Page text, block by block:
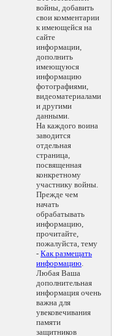
войны, добавить
свои комментарии
к имеющейся на
сайте
информации,
дополнить
имеющуюся
информацию
фотографиями,
видеоматериалами
и другими
данными.
На каждого воина
заводится
отдельная
страница,
посвященная
конкретному
участнику войны.
Прежде чем
начать
обрабатывать
информацию,
прочитайте,
пожалуйста, тему
- Как размещать
информацию.
Любая Ваша
дополнительная
информация очень
важна для
увековечивания
памяти
защитников